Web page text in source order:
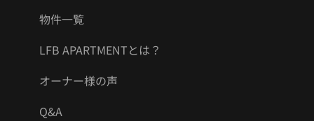
物件一覧
LFB APARTMENTとは？
オーナー様の声
Q&A